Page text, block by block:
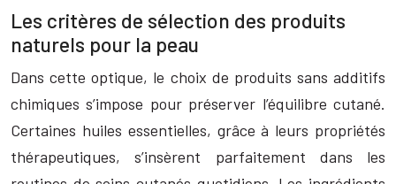
Les critères de sélection des produits
naturels pour la peau
Dans cette optique, le choix de produits sans additifs
chimiques s’impose pour préserver l’équilibre cutané.
Certaines huiles essentielles, grâce à leurs propriétés
thérapeutiques, s’insèrent parfaitement dans les